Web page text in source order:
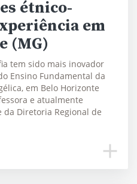
étnico-
em
(MG)
tem sido mais inovador
Ensino Fundamental da
em Belo Horizonte
e atualmente
da Diretoria Regional de